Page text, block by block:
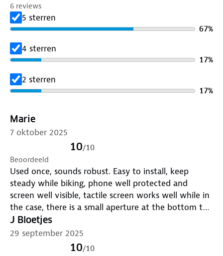
tot 32 mm en een metalen klem die ook op spiegels
van scooters of motoren past. Zo zit je smartphone
Volledig waterdicht en stofdicht (IP67)
Geen zorgen meer over regen, modder of stof. De
stevige behuizing met IP67-classificatie houdt je
smartphone droog en schoon. De transparante
voor navigatie of muziek – zonder je toestel uit de
houder te halen.
Altijd perfect zicht dankzij 360° draaibaarheid
Kies zelf je ideale kijkhoek met de volledig draaibare
bevestiging. Gebruik je telefoon in portret- of
landschapstand, zonder concessies aan veiligheid of
zichtbaarheid.
Trillingdempend en gebruiksvriendelijk
Een schokabsorberende binnenlaag beschermt je
toestel tegen trillingen en stoten. Het touchscreen
6 reviews
5 sterren
67%
4 sterren
17%
2 sterren
17%
Marie
7 oktober 2025
10/10
Beoordeeld
Used once, sounds robust. Easy to install, keep
steady while biking, phone well protected and
screen well visible, tactile screen works well while in
the case, there is a small aperture at the bottom to
connect the phone charger. Top!
J Bloetjes
29 september 2025
10/10